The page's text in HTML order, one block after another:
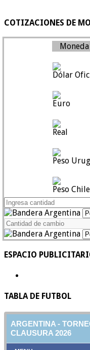
COTIZACIONES DE
Moneda
Dólar
Euro
Real
Peso
Peso
ESPACIO
TABLA DE FUTBOL